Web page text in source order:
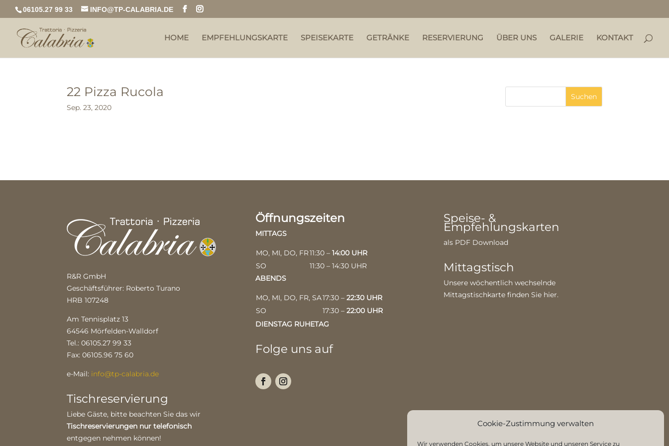
Cookie-Zustimmung verwalten
Wir verwenden Cookies, um unsere Website und unseren Service zu
06105.27 99 33 INFO@TP-CALABRIA.DE
HOME EMPFEHLUNGSKARTE SPEISEKARTE GETRÄNKE RESERVIERUNG ÜBER UNS GALERIE KONTAKT
22 Pizza Rucola
Sep. 23, 2020
R&R GmbH
Geschäftsführer: Roberto Turano
HRB 107248
Am Tennisplatz 13
64546 Mörfelden-Walldorf
Tel.: 06105.27 99 33
Fax: 06105.96 75 60
e-Mail: info@tp-calabria.de
Tischreservierung
Liebe Gäste, bitte beachten Sie das wir
Tischreservierungen nur telefonisch
entgegen nehmen können!
Öffnungszeiten
MITTAGS
MO, MI, DO, FR11:30 – 14:00 UHR
SO
11:30 – 14:30 UHR
ABENDS
MO, MI, DO, FR, SA17:30 – 22:30 UHR
SO
17:30 – 22:00 UHR
DIENSTAG RUHETAG
Folge uns auf
Speise- &
Empfehlungskarten
als PDF Download
Mittagstisch
Unsere wöchentlich wechselnde
Mittagstischkarte finden Sie hier.